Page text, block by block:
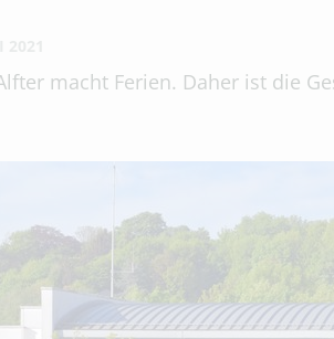
macht Ferien. Daher ist die